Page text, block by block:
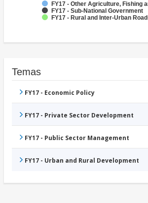
FY17 - Other Agriculture, Fishing
FY17 - Sub-National Government
FY17 - Rural and Inter-Urban
Temas
FY17 - Economic Policy
FY17 - Private Sector Development
FY17 - Public Sector Management
FY17 - Urban and Rural Development